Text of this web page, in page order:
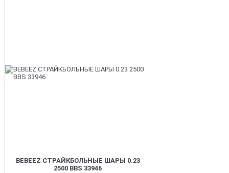
BEBEEZ СТРАЙКБОЛЬНЫЕ ШАРЫ 0.23
2500 BBS 33946